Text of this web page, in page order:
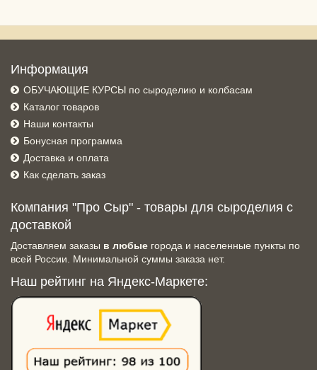
Информация
ОБУЧАЮЩИЕ КУРСЫ по сыроделию и колбасам
Каталог товаров
Наши контакты
Бонусная программа
Доставка и оплата
Как сделать заказ
Компания "Про Сыр" - товары для сыроделия с
доставкой
Доставляем заказы в любые города и населенные пункты по
всей России. Минимальной суммы заказа нет.
Наш рейтинг на Яндекс-Маркете: